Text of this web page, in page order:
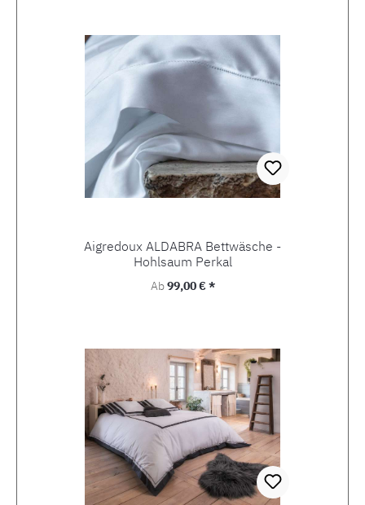
Aigredoux ALDABRA Bettwäsche -
Hohlsaum Perkal
Regulärer Preis:
Ab99,00 € *